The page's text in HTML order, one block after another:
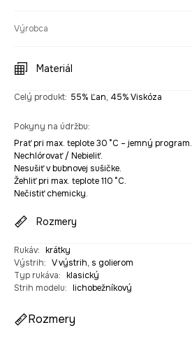
Výrobca
Materiál
Celý produkt: 55% Ľan, 45% Viskóza
Pokyny na údržbu:
Prať pri max. teplote 30 °C – jemný program.
Nechlórovať / Nebieliť.
Nesušiť v bubnovej sušičke.
Žehliť pri max. teplote 110 °C.
Nečistiť chemicky.
Rozmery
Rukáv: krátky
Výstrih: V výstrih, s golierom
Typ rukáva: klasický
Strih modelu: lichobežníkový
Rozmery